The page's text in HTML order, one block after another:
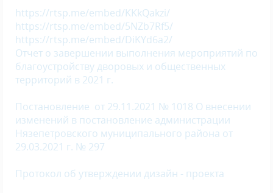
https://rtsp.me/embed/KKkQakzi/
https://rtsp.me/embed/5NZb7Rf5/
https://rtsp.me/embed/DiKYd6a2/
Отчет о завершении выполнения мероприятий по
благоустройству дворовых и общественных
территорий в 2021 г.
Постановление от 29.11.2021 № 1018 О внесении
изменений в постановление администрации
Нязепетровского муниципального района от
29.03.2021 г. № 297
Протокол об утверждении дизайн - проекта